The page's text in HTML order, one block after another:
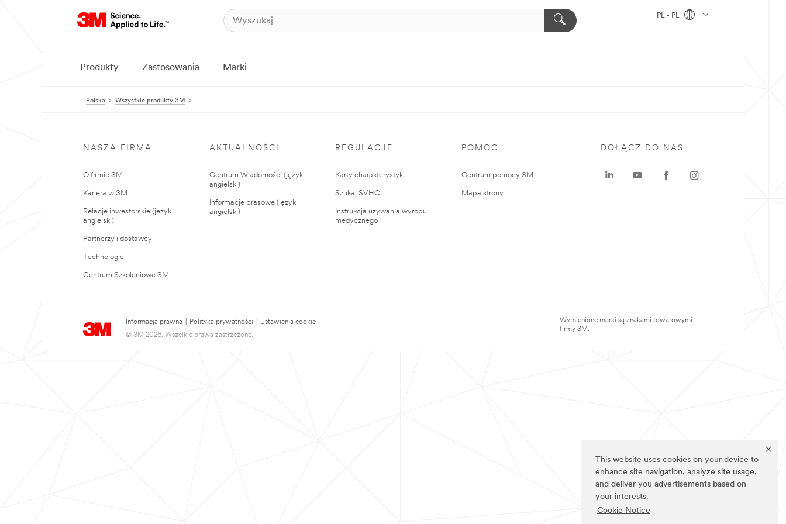
This website uses cookies on your device to
enhance site navigation, analyze site usage,
and deliver you advertisements based on
your interests.
Cookie Notice
PL - PL
Produkty Zastosowania Marki
Polska Wszystkie produkty 3M
NASZA FIRMA
O firmie 3M
Kariera w 3M
Relacje inwestorskie (język
angielski)
Partnerzy i dostawcy
Technologie
Centrum Szkoleniowe 3M
AKTUALNOŚCI
Centrum Wiadomości (język
angielski)
Informacje prasowe (język
angielski)
REGULACJE
Karty charakterystyki
Szukaj SVHC
Instrukcja używania wyrobu
medycznego
POMOC
Centrum pomocy 3M
Mapa strony
Informacja prawna Polityka prywatności
Ustawienia cookie
© 3M 2026. Wszelkie prawa zastrzeżone.
DOŁĄCZ DO NAS
Wymienione marki są znakami towarowymi
firmy 3M.